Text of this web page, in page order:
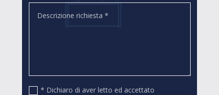
* Dichiaro di aver letto ed accettato